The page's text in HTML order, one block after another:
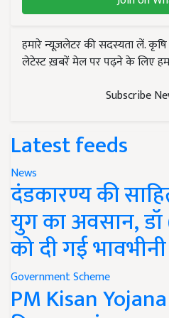
हमारे न्यूज़लेटर की सदस्यता लें.
लेटेस्ट ख़बरें मेल पर पढ़ने के लिए
Subscribe
Latest feeds
News
दंडकारण्य की
युग का अवसान, डॉ
को दी गई
Government Scheme
PM Kisan